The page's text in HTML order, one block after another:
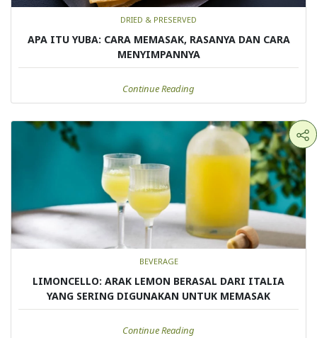
DRIED & PRESERVED
APA ITU YUBA: CARA MEMASAK, RASANYA DAN CARA
MENYIMPANNYA
Continue Reading
BEVERAGE
LIMONCELLO: ARAK LEMON BERASAL DARI ITALIA
YANG SERING DIGUNAKAN UNTUK MEMASAK
Continue Reading